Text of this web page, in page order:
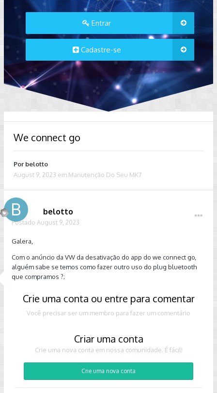
Entrar
Cadastre-se
We connect go
Por belotto
August 9, 2023 em Manutenção Do Seu MK7
belotto
Postado August 9, 2023
Galera,
Com o anúncio da VW da desativação do app do we connect go,
alguém sabe se temos como fazer outro uso do plug bluetooth
que compramos ?;
Crie uma conta ou entre para comentar
Você precisar ser um membro para fazer um comentário
Criar uma conta
Crie uma nova conta em nossa comunidade. É fácil!
Crie uma nova conta